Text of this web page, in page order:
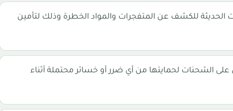
الحديثة للكشف عن المتفجرات والمواد الخطرة وذلك لتأمين
الشحنات لحمايتها من أي ضرر أو خسائر محتملة أثناء